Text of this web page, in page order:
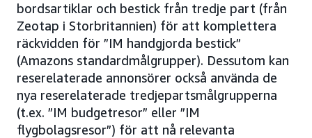
bordsartiklar och bestick från tredje part (från
Zeotap i Storbritannien) för att komplettera
räckvidden för ”IM handgjorda bestick”
(Amazons standardmålgrupper). Dessutom kan
reserelaterade annonsörer också använda de
nya reserelaterade tredjepartsmålgrupperna
(t.ex. ”IM budgetresor” eller ”IM
flygbolagsresor”) för att nå relevanta